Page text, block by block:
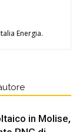
Energia.
in Molise,